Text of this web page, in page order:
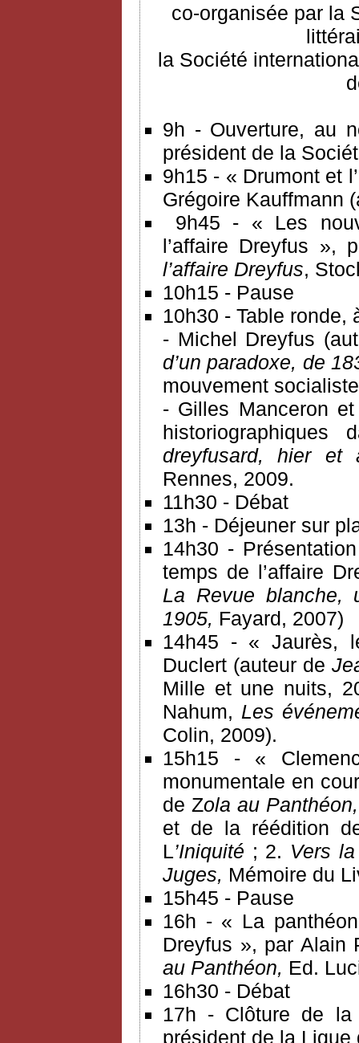
co-organisée par la
la Société
9h - Ouverture, au
président de la
9h15 - « Drumont et
Grégoire Kauffmann
9h45 - « Les
l’affaire Dreyfus »,
l’affaire Dreyfus,
10h15 - Pause
10h30 - Table ronde,
- Michel Dreyfus
d’un paradoxe, de
mouvement
- Gilles Manceron
dreyfusard, hier et
Rennes, 2009.
11h30 - Débat
13h - Déjeuner sur
14h30 -
temps de l’affaire
La Revue blanche,
1905, Fayard, 2007)
14h45 - « Jaurès,
Duclert (auteur de
Mille et une nuits,
Nahum, Les
Colin, 2009).
15h15 - «
monumentale en
de Zola au
et de la réédition
L’Iniquité ; 2. Vers
Juges, Mémoire du
15h45 - Pause
16h - « La
Dreyfus », par Alain
au Panthéon, Ed.
16h30 - Débat
17h - Clôture de la
président de la Ligue